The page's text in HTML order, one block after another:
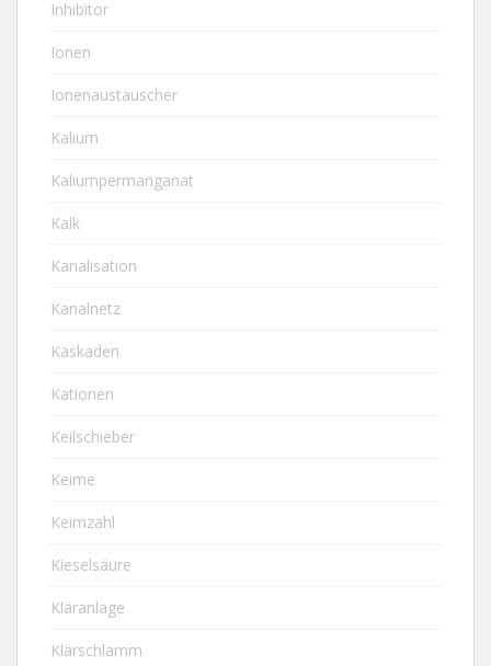
Inhibitor
Ionen
Ionenaustauscher
Kalium
Kaliumpermanganat
Kalk
Kanalisation
Kanalnetz
Kaskaden
Kationen
Keilschieber
Keime
Keimzahl
Kieselsäure
Kläranlage
Klärschlamm